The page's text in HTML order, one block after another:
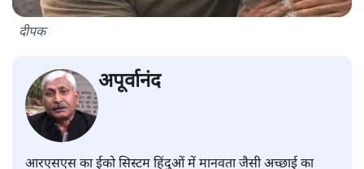
दीपक
अपूर्वानंद
आरएसएस का ईको सिस्टम हिंदुओं में मानवता जैसी अच्छाई का